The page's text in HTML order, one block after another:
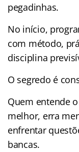
pegadinhas.
No início,
com método,
disciplina
O segredo é
Quem entende
melhor, erra
enfrentar
bancas.